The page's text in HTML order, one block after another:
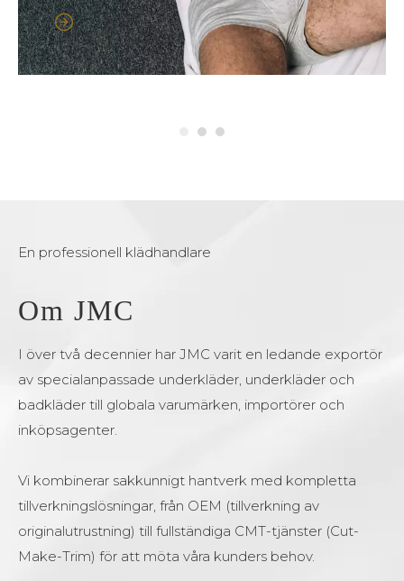
En professionell klädhandlare
Om JMC
I över två decennier har JMC varit en ledande exportör
av specialanpassade underkläder, underkläder och
badkläder till globala varumärken, importörer och
inköpsagenter.
Vi kombinerar sakkunnigt hantverk med kompletta
tillverkningslösningar, från OEM (tillverkning av
originalutrustning) till fullständiga CMT-tjänster (Cut-
Make-Trim) för att möta våra kunders behov.